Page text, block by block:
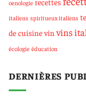
oenologie recettes
italiens spiritueux italiens
de cuisinevin vins
écologie éducation
DERNIÈRES